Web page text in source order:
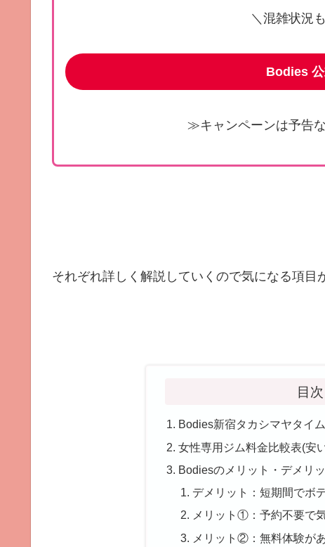
＼混雑状況
Bodies
≫キャンペーンは予告
それぞれ詳しく解説していくので気になる項目
目次
Bodies新宿タカシマヤタイ
女性専用ジム料金比較表(安
Bodiesのメリット・デメリ
デメリット：短期間でボ
メリット①：予約不要で
メリット②：無料体験が